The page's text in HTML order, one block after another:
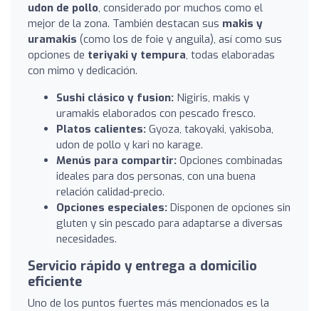
udon de pollo, considerado por muchos como el
mejor de la zona. También destacan sus makis y
uramakis (como los de foie y anguila), así como sus
opciones de teriyaki y tempura, todas elaboradas
con mimo y dedicación.
Sushi clásico y fusion: Nigiris, makis y
uramakis elaborados con pescado fresco.
Platos calientes: Gyoza, takoyaki, yakisoba,
udon de pollo y kari no karage.
Menús para compartir: Opciones combinadas
ideales para dos personas, con una buena
relación calidad-precio.
Opciones especiales: Disponen de opciones sin
gluten y sin pescado para adaptarse a diversas
necesidades.
Servicio rápido y entrega a domicilio
eficiente
Uno de los puntos fuertes más mencionados es la